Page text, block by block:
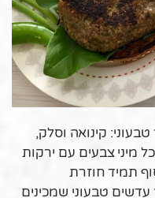
קינואה וסלק,
מיני צבעים עם ירקות
תמיד חוזרת
טבעוני שמכינים